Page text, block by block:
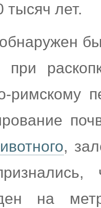
тысяч лет.
римскому
,
на